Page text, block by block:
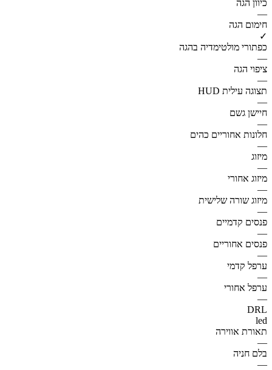
כיוון הגה
—
חימום הגה
✓
כפתורי מולטימדיה בהגה
—
ציפוי הגה
—
תצוגה עילית HUD
—
חיישן גשם
—
חלונות אחוריים כהים
—
מיזוג
—
מיזוג אחורי
—
מיזוג שורה שלישית
—
פנסים קדמיים
—
פנסים אחוריים
—
ערפל קדמי
—
ערפל אחורי
—
DRL
led
תאורת אווירה
—
בלם חניה
—